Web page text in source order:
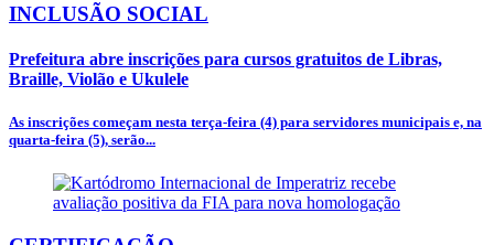
INCLUSÃO SOCIAL
Prefeitura abre inscrições para cursos gratuitos de Libras,
Braille, Violão e Ukulele
As inscrições começam nesta terça-feira (4) para servidores municipais e, na
quarta-feira (5), serão...